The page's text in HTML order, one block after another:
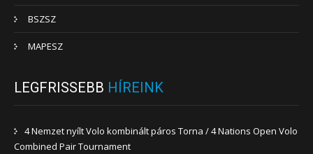
BSZSZ
MAPESZ
LEGFRISSEBB HÍREINK
4 Nemzet nyílt Volo kombinált páros Torna / 4 Nations Open Volo
Combined Pair Tournament